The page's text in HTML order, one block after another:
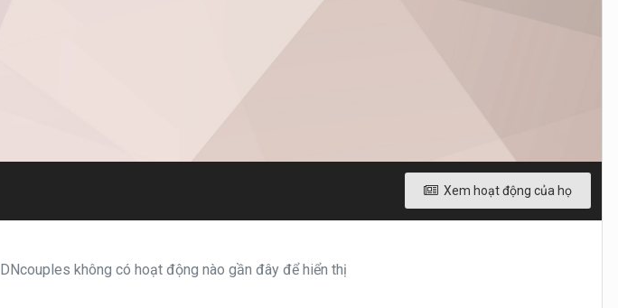
Xem hoạt động của họ
DNcouples không có hoạt động nào gần đây để hiển thị